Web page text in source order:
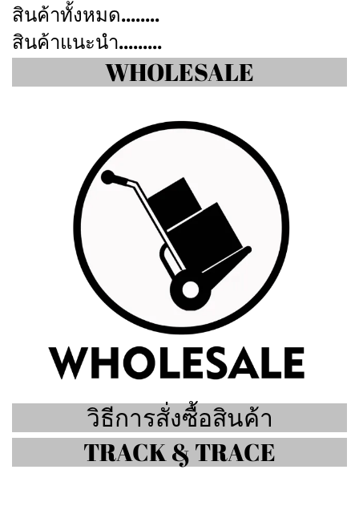
สินค้าทั้งหมด........
สินค้าแนะนำ.........
WHOLESALE
วิธีการสั่งซื้อสินค้า
TRACK & TRACE